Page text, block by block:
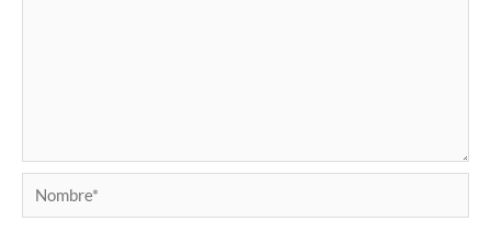
Nombre*